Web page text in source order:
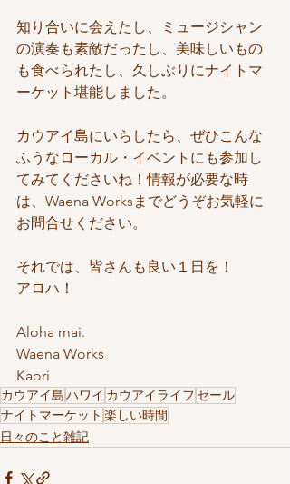
知り合いに会えたし、ミュージシャン
の演奏も素敵だったし、美味しいもの
も食べられたし、久しぶりにナイトマ
ーケット堪能しました。
カウアイ島にいらしたら、ぜひこんな
ふうなローカル・イベントにも参加し
てみてくださいね！情報が必要な時
は、Waena Worksまでどうぞお気軽に
お問合せください。
それでは、皆さんも良い１日を！
アロハ！
Aloha mai.
Waena Works
Kaori
カウアイ島ハワイ カウアイライフ セール
ナイトマーケット 楽しい時間
日々のこと雑記